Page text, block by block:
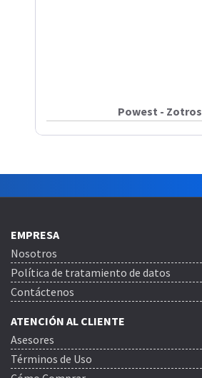
Powest - Zotros
EMPRESA
Nosotros
Política de tratamiento de datos
Contáctenos
ATENCIÓN AL CLIENTE
Asesores
Términos de Uso